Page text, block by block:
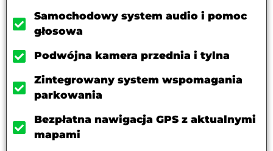
Samochodowy system audio i pomoc
głosowa
Podwójna kamera przednia i tylna
Zintegrowany system wspomagania
parkowania
Bezpłatna nawigacja GPS z aktualnymi
mapami